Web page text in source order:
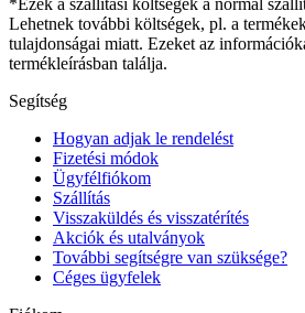
*Ezek a szállítási költségek a normál
Lehetnek további költségek, pl. a
tulajdonságai miatt. Ezeket az
termékleírásban találja.
Segítség
Hogyan adjak le rendelést
Fizetési módok
Ügyfélfiókom
Szállítás
Visszaküldés és visszatérítés
Akciók és utalványok
További segítségre van szüksége?
Céges ügyfelek